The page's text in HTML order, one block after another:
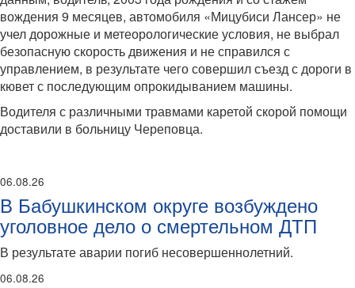
вождения 9 месяцев, автомобиля «Мицубиси Лансер» не
учел дорожные и метеорологические условия, не выбрал
безопасную скорость движения и не справился с
управлением, в результате чего совершил съезд с дороги в
кювет с последующим опрокидыванием машины.
Водителя с различными травмами каретой скорой помощи
доставили в больницу Череповца.
06.08.26
В Бабушкинском округе возбуждено
уголовное дело о смертельном ДТП
В результате аварии погиб несовершеннолетний.
06.08.26